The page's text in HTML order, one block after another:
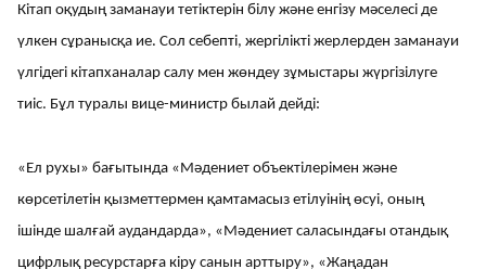
Кітап оқудың заманауи тетіктерін білу және енгізу мәселесі де
үлкен сұранысқа ие. Сол себепті, жергілікті жерлерден заманауи
үлгідегі кітапханалар салу мен жөндеу зұмыстары жүргізілуге
тиіс. Бұл туралы вице-министр былай дейді:
«Ел рухы» бағытында «Мәдениет объектілерімен және
көрсетілетін қызметтермен қамтамасыз етілуінің өсуі, оның
ішінде шалғай аудандарда», «Мәдениет саласындағы отандық
цифрлық ресурстарға кіру санын арттыру», «Жаңадан